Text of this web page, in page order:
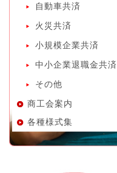
自動車共済
火災共済
小規模企業共済
中小企業退職金共済
その他
商工会案内
各種様式集